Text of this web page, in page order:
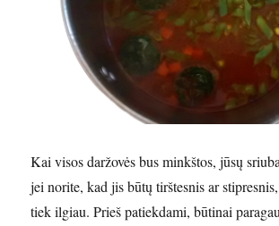
Kai visos daržovės bus minkštos, jūsų
jei norite, kad jis būtų tirštesnis ar
tiek ilgiau. Prieš patiekdami, būtinai